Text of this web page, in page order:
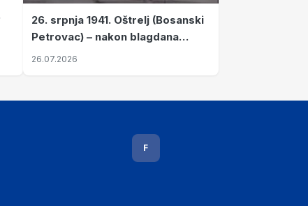
26. srpnja 1941. Oštrelj (Bosanski
Petrovac) – nakon blagdana
Svete Ane izvršen napad srpskih
26.07.2026
F